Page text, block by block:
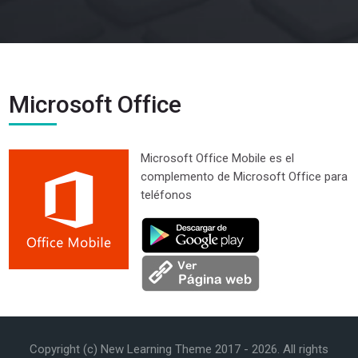
Microsoft Office
Microsoft Office Mobile es el
complemento de Microsoft Office para
teléfonos
AnteriorCopyright (c) New Learning Theme 2017 - 2026. All rights